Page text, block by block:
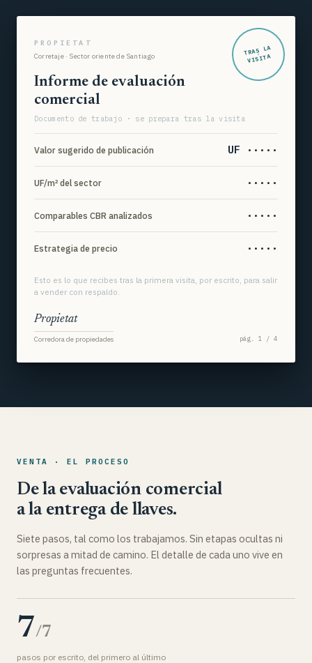
TRAS LA
VISITA
PROPIETAT
Corretaje · Sector oriente de Santiago
Informe de evaluación
comercial
Documento de trabajo · se prepara tras la visita
Valor sugerido de publicación UF ·····
UF/m² del sector ·····
Comparables CBR analizados ·····
Estrategia de precio ·····
Esto es lo que recibes tras la primera visita, por escrito, para salir
a vender con respaldo.
Propietat
Corredora de propiedades pág. 1 / 4
VENTA · EL PROCESO
De la evaluación comercial
a la entrega de llaves.
Siete pasos, tal como los trabajamos. Sin etapas ocultas ni
sorpresas a mitad de camino. El detalle de cada uno vive en
las preguntas frecuentes.
7/7
pasos por escrito, del primero al último